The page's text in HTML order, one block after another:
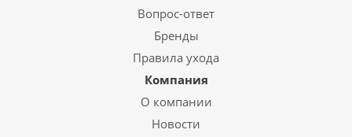
Вопрос-ответ
Бренды
Правила ухода
Компания
О компании
Новости